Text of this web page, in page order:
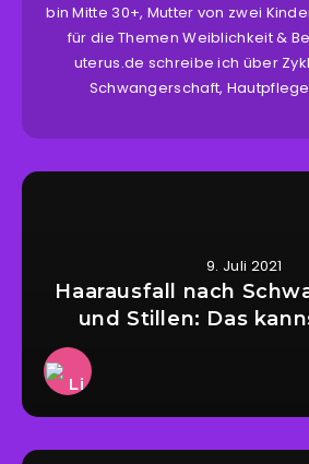
bin Mitte 30+, Mutter von zwei
für die Themen Weiblichkeit &
uterus.de schreibe ich über
Schwangerschaft,
9. Juli 2021
Haarausfall nach
und Stillen: Das